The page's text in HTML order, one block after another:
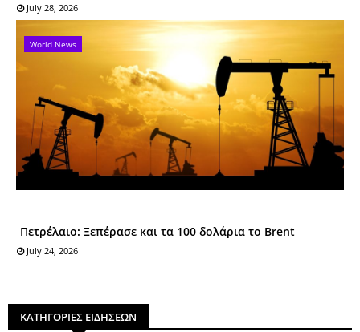
July 28, 2026
World News
Πετρέλαιο: Ξεπέρασε και τα 100 δολάρια το Brent
July 24, 2026
ΚΑΤΗΓΟΡΙΕΣ ΕΙΔΗΣΕΩΝ